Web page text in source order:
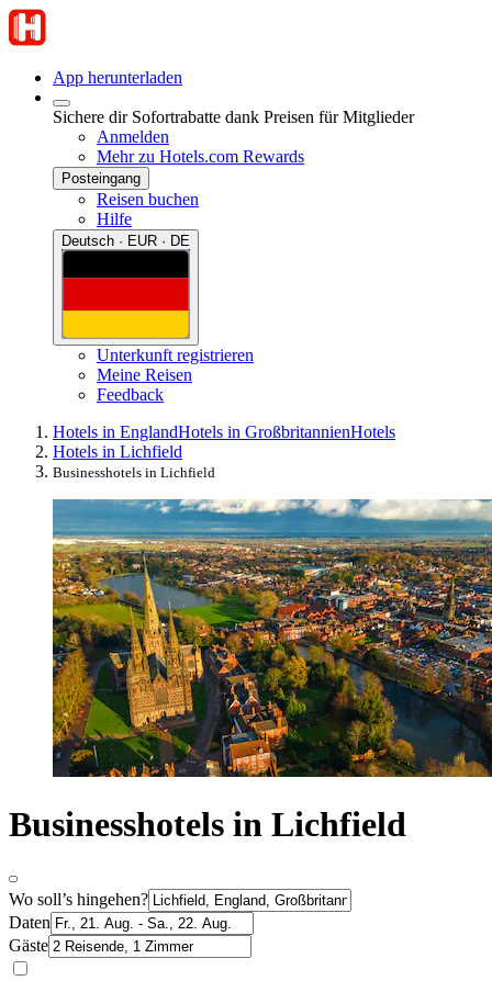
App herunterladen
Sichere dir Sofortrabatte dank Preisen für Mitglieder
Anmelden
Mehr zu Hotels.com Rewards
Posteingang
Reisen buchen
Hilfe
Deutsch · EUR · DE
Unterkunft registrieren
Meine Reisen
Feedback
Hotels in EnglandHotels in GroßbritannienHotels
Hotels in Lichfield
Businesshotels in Lichfield
Businesshotels in Lichfield
Wo soll’s hingehen?
Daten
Gäste